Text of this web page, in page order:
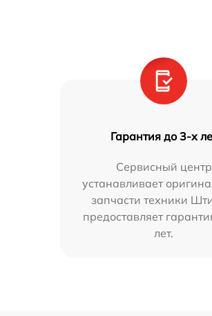
Гарантия до 3-х
Сервисный центр
устанавливает
запчасти техники
предоставляет
лет.